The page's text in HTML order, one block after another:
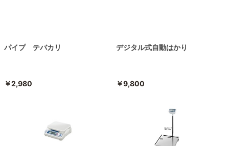
パイプ テバカリ
￥2,980
デジタル式自動はかり
￥9,800